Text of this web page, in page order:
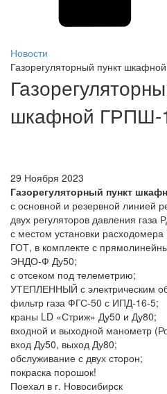
Новости
Газорегуляторный пункт
шкафной ГРПШ-
29 Ноября 2023
Газорегуляторный пункт
с основной и резервной линией
двух регуляторов давления газа
с местом установки
ГОТ, в комплекте с
ЭНДО-Ф Ду50;
с отсеком под телеметрию;
УТЕПЛЕННЫЙ с электрическим
фильтр газа ФГС-50 с ИПД-16-5;
краны LD «Стриж» Ду50 и Ду80;
входной и выходной манометр
вход Ду50, выход Ду80;
обслуживание с двух сторон;
покраска порошок!
Поехал в г. Новосибирск